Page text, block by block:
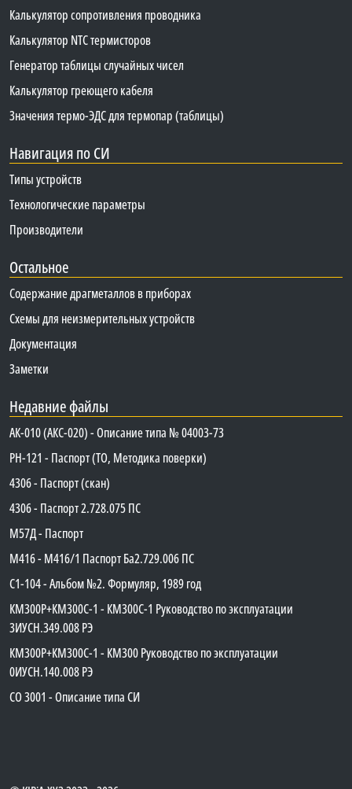
Калькулятор сопротивления проводника
Калькулятор NTC термисторов
Генератор таблицы случайных чисел
Калькулятор греющего кабеля
Значения термо-ЭДС для термопар (таблицы)
Навигация по СИ
Типы устройств
Технологические параметры
Производители
Остальное
Содержание драгметаллов в приборах
Схемы для неизмерительных устройств
Документация
Заметки
Недавние файлы
АК-010 (АКС-020) - Описание типа № 04003-73
PH-121 - Паспорт (ТО, Методика поверки)
4306 - Паспорт (скан)
4306 - Паспорт 2.728.075 ПС
М57Д - Паспорт
М416 - М416/1 Паспорт Ба2.729.006 ПС
C1-104 - Альбом №2. Формуляр, 1989 год
КМ300Р+КМ300С-1 - КМ300C-1 Руководство по эксплуатации
3ИУСН.349.008 РЭ
КМ300Р+КМ300С-1 - КМ300 Руководство по эксплуатации
0ИУСН.140.008 РЭ
СО 3001 - Описание типа СИ